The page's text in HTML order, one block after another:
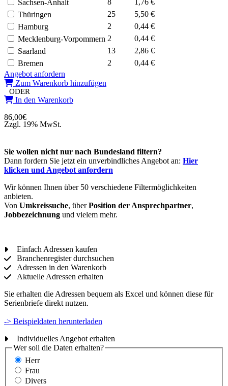
Sachsen-Anhalt
Thüringen
25
5,50 €
Hamburg
2
0,44 €
Mecklenburg-Vorpommern 2
0,44 €
Saarland
13
2,86 €
Bremen
2
0,44 €
Angebot anfordern
Zum Warenkorb hinzufügen
ODER
In den Warenkorb
86,00€
Zzgl. 19% MwSt.
Sie wollen nicht nur nach Bundesland filtern?
Dann fordern Sie jetzt ein unverbindliches Angebot an: Hier
klicken und Angebot anfordern
Wir können Ihnen über 50 verschiedene Filtermöglichkeiten
anbieten.
Von Umkreissuche, überPosition der Ansprechpartner,
Jobbezeichnung und vielem mehr.
Einfach Adressen kaufen
Branchenregister durchsuchen
Adressen in den Warenkorb
Aktuelle Adressen erhalten
Sie erhalten die Adressen bequem als Excel und können diese für
Serienbriefe direkt nutzen.
-> Beispieldaten herunterladen
Individuelles Angebot erhalten
Wer soll die Daten erhalten?
Herr
Frau
Divers